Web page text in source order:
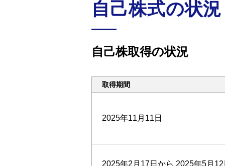
自己株式の状況
自己株取得の状況
取得期間
2025年11月11日
2025年2月17日から 2025年5月